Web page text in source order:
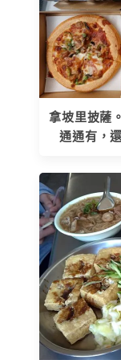
拿坡里披薩
通通有，